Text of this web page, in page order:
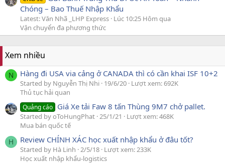
Chóng – Bao Thuế Nhập Khẩu
Latest: Văn Nhã _LHP Express Lúc 10:25 Hôm qua
Vận chuyển đa phương thức
Xem nhiều
N Hàng đi USA via cảng ở CANADA thì có cần khai ISF 10+2
Started by Nguyễn Thị Nhi 19/6/20 Lượt xem: 692K
Thủ tục hải quan
Quảng cáo Giá Xe tải Faw 8 tấn Thùng 9M7 chở pallet.
Started by oToHungPhat 25/1/21
Lượt xem: 468K
Mua bán quốc tế
H Review CHÍNH XÁC học xuất nhập khẩu ở đâu tốt?
Started by Hà Linh 2/5/18 Lượt xem: 233K
Học xuất nhập khẩu-logistics